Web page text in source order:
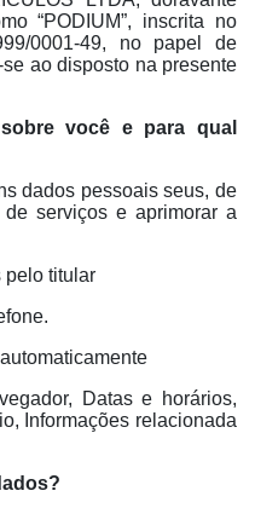
“PODIUM”, inscrita no
0001-49, no papel de
ao disposto na presente
você e para qual
dados pessoais seus, de
serviços e aprimorar a
pelo titular
Datas e horários,
Informações relacionada